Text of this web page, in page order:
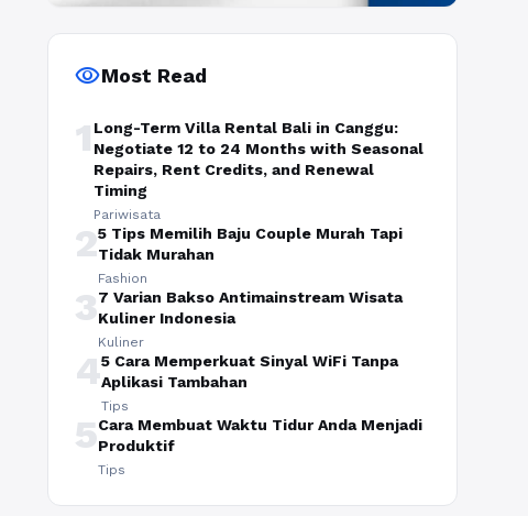
visibilityMost Read
1 Long-Term Villa Rental Bali in Canggu:
Negotiate 12 to 24 Months with Seasonal
Repairs, Rent Credits, and Renewal
Timing
Pariwisata
25 Tips Memilih Baju Couple Murah Tapi
Tidak Murahan
Fashion
37 Varian Bakso Antimainstream Wisata
Kuliner Indonesia
Kuliner
45 Cara Memperkuat Sinyal WiFi Tanpa
Aplikasi Tambahan
Tips
5Cara Membuat Waktu Tidur Anda Menjadi
Produktif
Tips